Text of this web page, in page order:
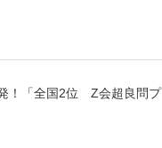
！「全国2位 Z会超良問プ